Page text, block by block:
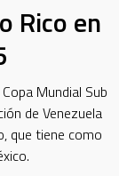
Rico en
Mundial Sub
de Venezuela
que tiene como